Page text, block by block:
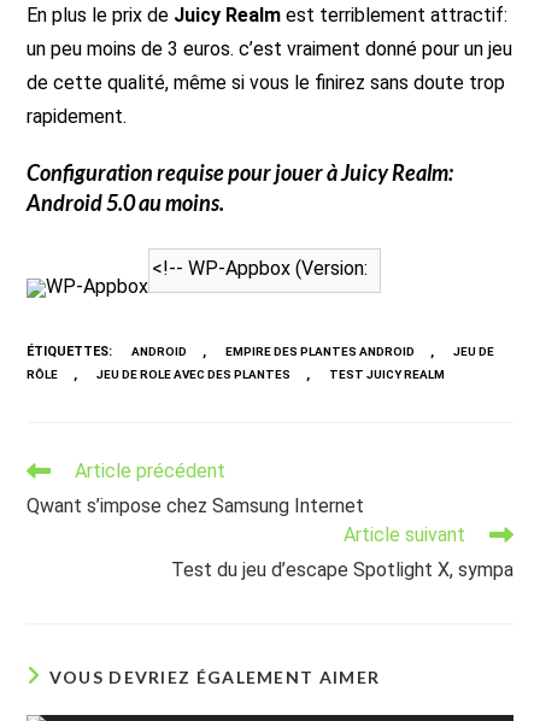
En plus le prix de Juicy Realm est terriblement attractif:
un peu moins de 3 euros. c’est vraiment donné pour un jeu
de cette qualité, même si vous le finirez sans doute trop
rapidement.
Configuration requise pour jouer àJuicy Realm:
Android 5.0 au moins.
WP-Appbox
ÉTIQUETTES: ANDROID , EMPIRE DES PLANTES ANDROID ,
JEU DE
RÔLE
, JEU DE ROLE AVEC DES PLANTES , TEST JUICY REALM
Read
articles
Article précédent
Qwant s’impose chez Samsung Internet
Article suivant
Test du jeu d’escape Spotlight X, sympa
VOUS DEVRIEZ ÉGALEMENT AIMER